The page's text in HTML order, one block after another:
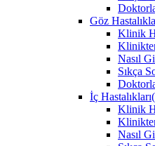
Göz
Klinik
Nasıl
Sıkça
İç
Klinik
Nasıl